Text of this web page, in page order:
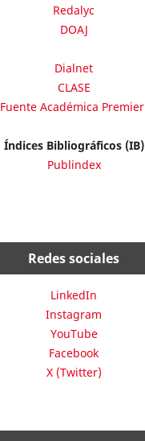
Redalyc
DOAJ
Dialnet
CLASE
Fuente Académica Premier
Índices Bibliográficos (IB)
Publindex
Redes sociales
LinkedIn
Instagram
YouTube
Facebook
X (Twitter)